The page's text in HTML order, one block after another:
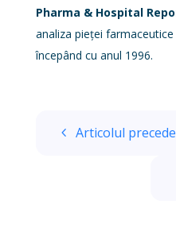
Pharma & Hospital
analiza pieței
începând cu anul 1996.
Articolul